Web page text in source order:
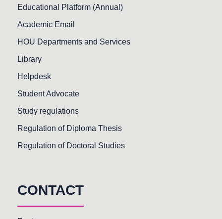
Educational Platform (Annual)
Academic Email
HOU Departments and Services
Library
Helpdesk
Student Advocate
Study regulations
Regulation of Diploma Thesis
Regulation of Doctoral Studies
CONTACT